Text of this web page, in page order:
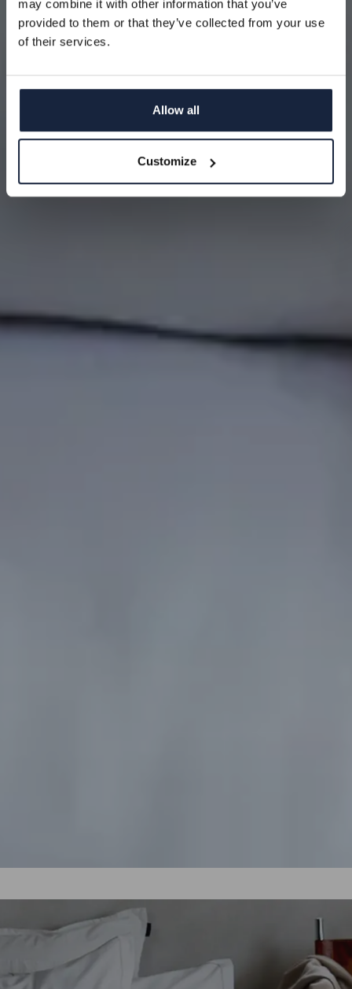
may combine it with other information that you’ve
provided to them or that they’ve collected from your use
of their services.
Allow all
Customize
Epost